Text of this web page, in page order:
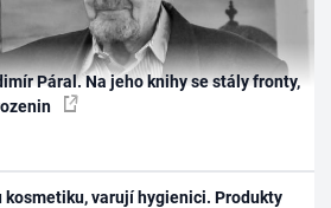
Páral. Na jeho knihy se stály fronty,
kosmetiku, varují hygienici. Produkty